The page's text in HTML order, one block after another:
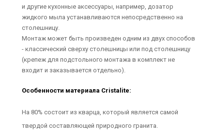
и другие кухонные аксессуары, например, дозатор
жидкого мыла устанавливаются непосредственно на
столешницу.
Монтаж может быть произведен одним из двух способов
- классический сверху столешницы или под столешницу
(крепеж для подстольного монтажа в комплект не
входит и заказывается отдельно).
Особенности материала Cristalite:
На 80% состоит из кварца, который является самой
твердой составляющей природного гранита.